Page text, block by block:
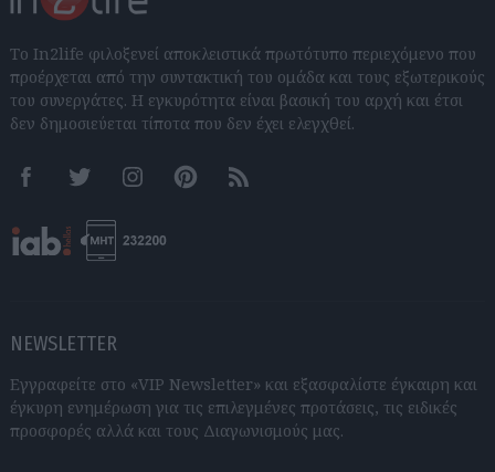
Το In2life φιλοξενεί αποκλειστικά πρωτότυπο περιεχόμενο που
προέρχεται από την συντακτική του ομάδα και τους εξωτερικούς
του συνεργάτες. Η εγκυρότητα είναι βασική του αρχή και έτσι
δεν δημοσιεύεται τίποτα που δεν έχει ελεγχθεί.
FacebookTwitter InstagramPinterestRSS feeds
NEWSLETTER
Εγγραφείτε στο «VIP Newsletter» και εξασφαλίστε έγκαιρη και
έγκυρη ενημέρωση για τις επιλεγμένες προτάσεις, τις ειδικές
προσφορές αλλά και τους Διαγωνισμούς μας.